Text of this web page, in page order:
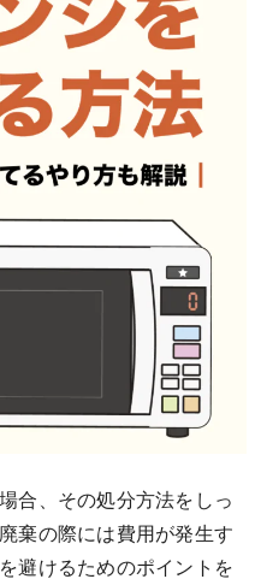
合、その処分方法をしっ
棄の際には費用が発生す
避けるためのポイントを